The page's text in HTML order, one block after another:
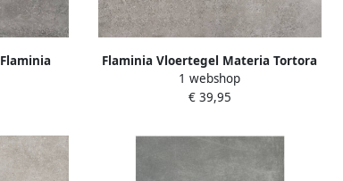
90x90 cm
Flaminia Vloertegel Materia Tortora
Grijs 90x90 cm
1 webshop
€ 39,95